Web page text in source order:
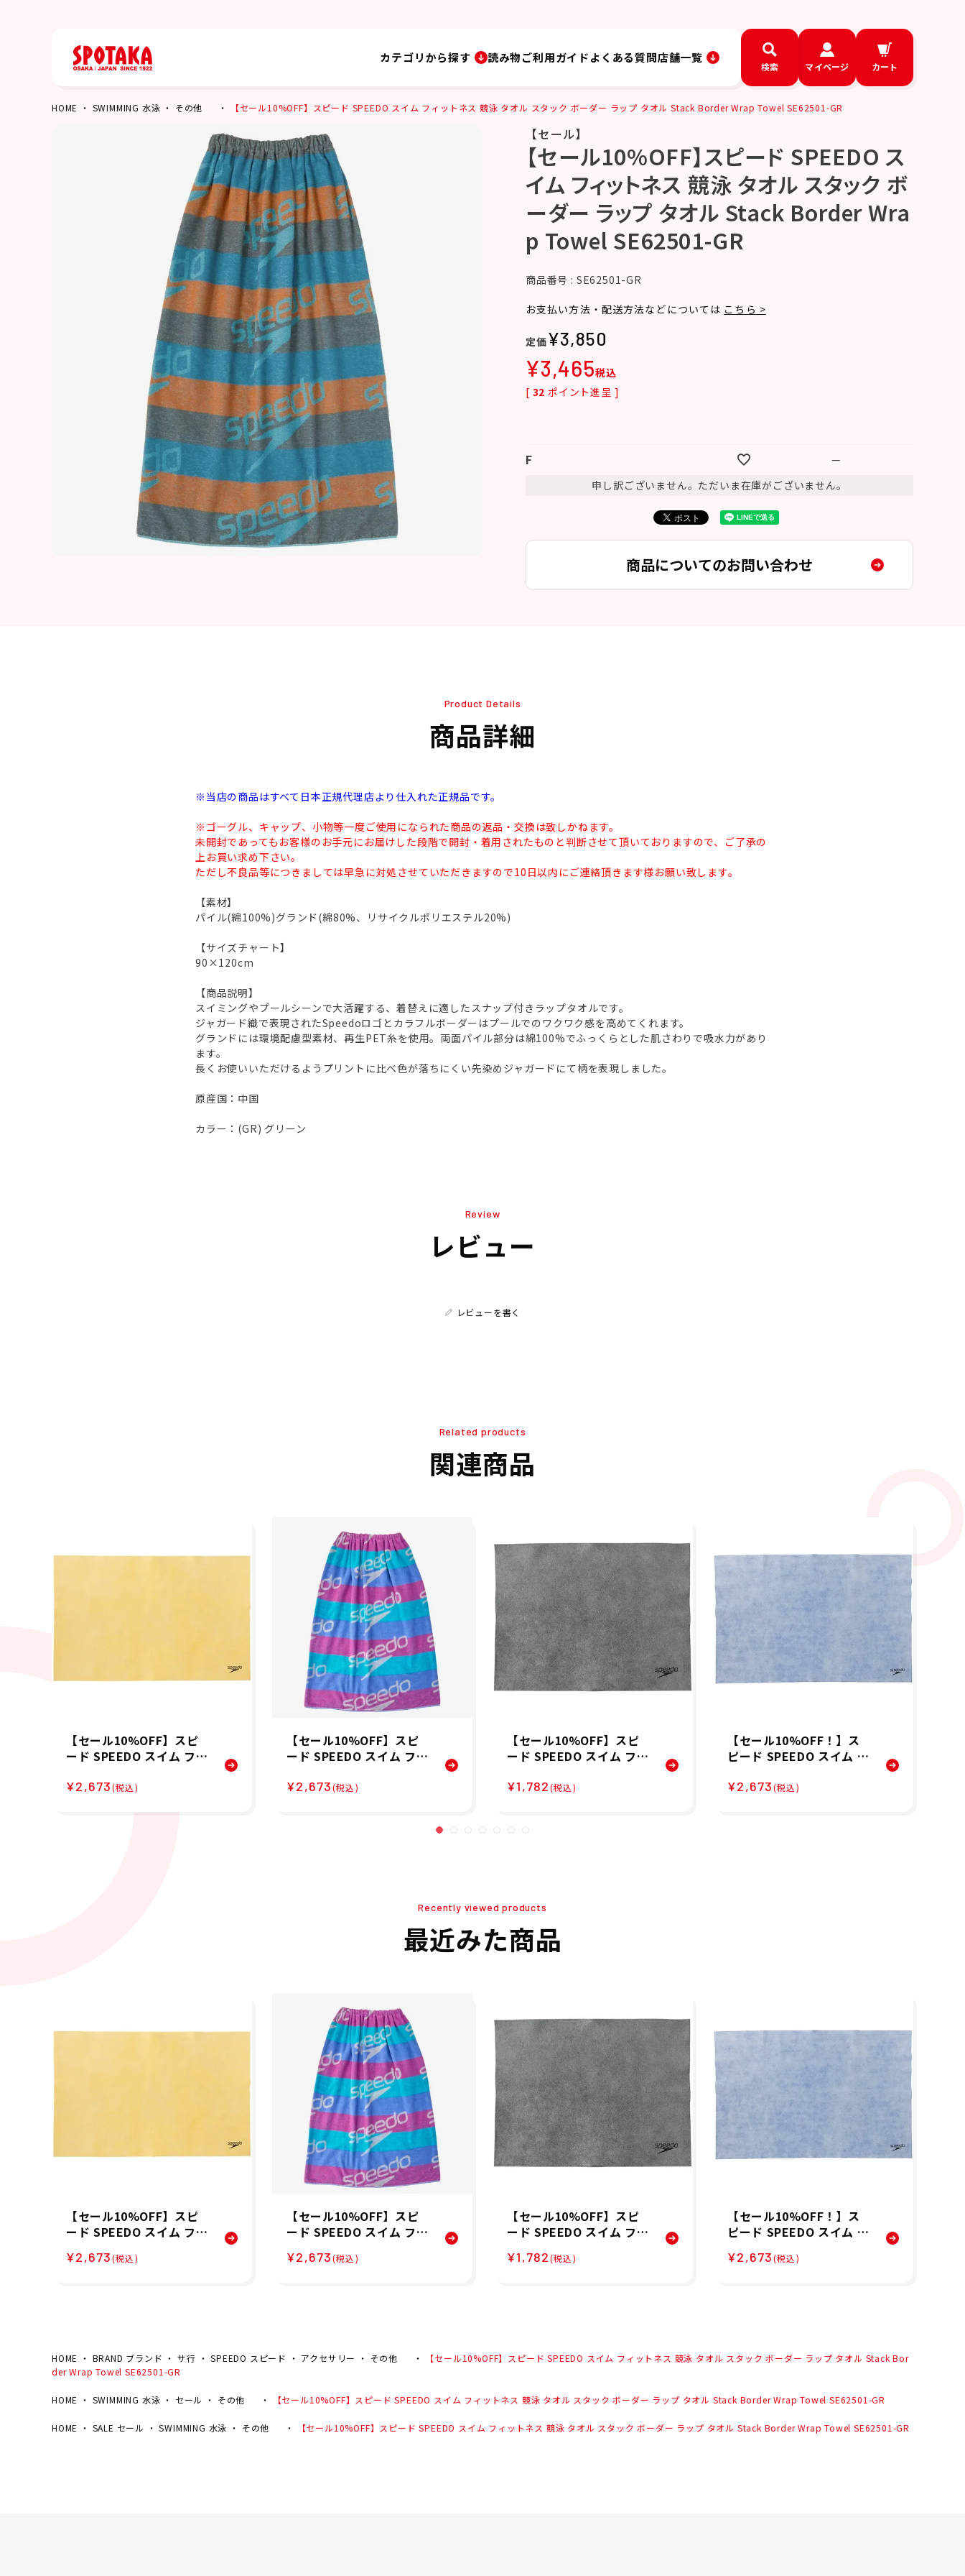
カテゴリから探す 読み物ご利用ガイドよくある質問店舗一覧
検索 マイページ カート
HOME SWIMMING 水泳 その他 【セール10%OFF】スピード SPEEDO スイム フィットネス 競泳 タオル スタック ボーダー ラップ タオル Stack Border Wrap Towel SE62501-GR
【セール】
【セール10%OFF】スピード SPEEDO ス
イム フィットネス 競泳 タオル スタック ボ
ーダー ラップ タオル Stack Border Wra
p Towel SE62501-GR
商品番号 SE62501-GR
お支払い方法・配送方法などについては こちら >
¥3,850
¥3,465税込
[ 32 ポイント進呈 ]
F
—
申し訳ございません。ただいま在庫がございません。
商品についてのお問い合わせ
Product Details
商品詳細
※当店の商品はすべて日本正規代理店より仕入れた正規品です。
※ゴーグル、キャップ、小物等一度ご使用になられた商品の返品・交換は致しかねます。
未開封であってもお客様のお手元にお届けした段階で開封・着用されたものと判断させて頂いておりますので、ご了承の
上お買い求め下さい。
ただし不良品等につきましては早急に対処させていただきますので10日以内にご連絡頂きます様お願い致します。
【素材】
パイル(綿100%)グランド(綿80%、リサイクルポリエステル20%)
【サイズチャート】
90×120cm
【商品説明】
スイミングやプールシーンで大活躍する、着替えに適したスナップ付きラップタオルです。
ジャガード織で表現されたSpeedoロゴとカラフルボーダーはプールでのワクワク感を高めてくれます。
グランドには環境配慮型素材、再生PET糸を使用。両面パイル部分は綿100%でふっくらとした肌さわりで吸水力があり
ます。
長くお使いいただけるようプリントに比べ色が落ちにくい先染めジャガードにて柄を表現しました。
原産国：中国
カラー：(GR) グリーン
Review
レビュー
レビューを書く
Related products
関連商品
【セール10%OFF】スピ
ード SPEEDO スイム フィ
ル 吸水 速乾 Micro セーム
¥2,673(税込)
【セール10%OFF】スピ
ード SPEEDO スイム フィ
ック ボーダー ラップ タオ
¥2,673(税込)
【セール10%OFF】スピ
ード SPEEDO スイム フィ
ル 吸水 速乾 Micro セーム
¥1,782(税込)
【セール10%OFF！】ス
ピード SPEEDO スイム フ
オル 吸水 速乾 Micro セー
¥2,673(税込)
Recently viewed products
最近みた商品
【セール10%OFF】スピ
ード SPEEDO スイム フィ
ル 吸水 速乾 Micro セーム
¥2,673(税込)
【セール10%OFF】スピ
ード SPEEDO スイム フィ
ック ボーダー ラップ タオ
¥2,673(税込)
【セール10%OFF】スピ
ード SPEEDO スイム フィ
ル 吸水 速乾 Micro セーム
¥1,782(税込)
【セール10%OFF！】ス
ピード SPEEDO スイム フ
オル 吸水 速乾 Micro セー
¥2,673(税込)
HOME BRAND ブランド サ行 SPEEDO スピード アクセサリー その他
【セール10%OFF】スピード SPEEDO スイム フィットネス 競泳 タオル スタック ボーダー ラップ タオル Stack Bor
der Wrap Towel SE62501-GR
HOME SWIMMING 水泳 セール その他 【セール10%OFF】スピード SPEEDO スイム フィットネス 競泳 タオル スタック ボーダー ラップ タオル Stack Border Wrap Towel SE62501-GR
HOME SALE セール SWIMMING 水泳 その他 【セール10%OFF】スピード SPEEDO スイム フィットネス 競泳 タオル スタック ボーダー ラップ タオル Stack Border Wrap Towel SE62501-GR